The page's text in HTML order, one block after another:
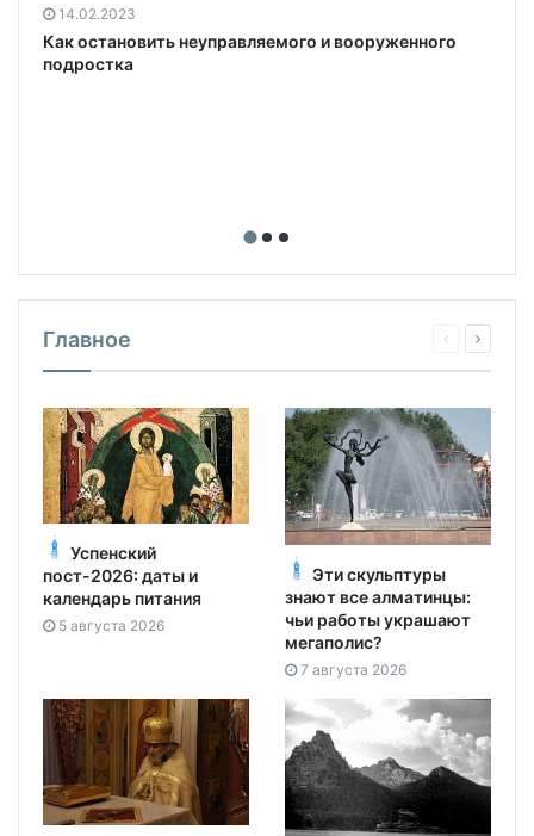
14.02.2023
Как остановить неуправляемого и вооруженного
подростка
Главное
Успенский
пост-2026: даты и
календарь питания
5 августа 2026
Эти скульптуры
знают все алматинцы:
чьи работы украшают
мегаполис?
7 августа 2026